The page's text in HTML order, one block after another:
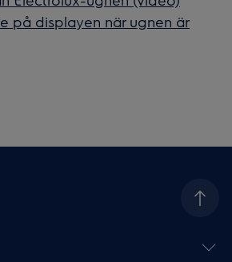
på displayen när ugnen är